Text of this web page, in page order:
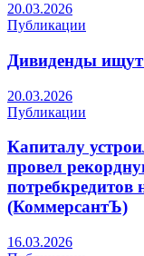
20.03.2026
Публикации
Дивиденды
20.03.2026
Публикации
Капиталу
провел
потребкредитов
(КоммерсантЪ)
16.03.2026